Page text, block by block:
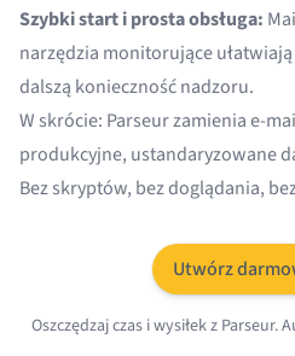
Szybki start i prosta obsługa:
narzędzia monitorujące
dalszą konieczność nadzoru.
W skrócie: Parseur zamienia e-
produkcyjne, ustandaryzowane
Bez skryptów, bez doglądania,
Utwórz
Oszczędzaj czas i wysiłek z